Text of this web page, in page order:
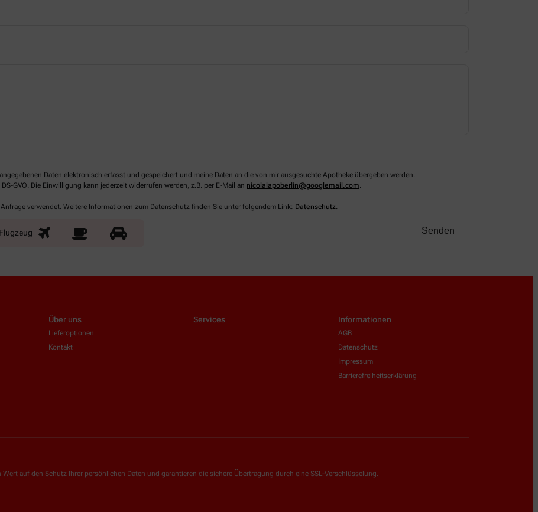
Daten elektronisch erfasst und gespeichert und meine Daten an die von mir ausgesuchte Apotheke übergeben werden.
GVO. Die Einwilligung kann jederzeit widerrufen werden, z.B. per E-Mail an nicolaiapoberlin@googlemail.com
verwendet. Weitere Informationen zum Datenschutz finden Sie unter folgendem Link: Datenschutz
Über uns
Lieferoptionen
Kontakt
Services Informationen
AGB
Datenschutz
Impressum
Barrierefreiheitserklärung
Wert auf den Schutz Ihrer persönlichen Daten und garantieren die sichere Übertragung durch eine SSL-Verschlüsselung.